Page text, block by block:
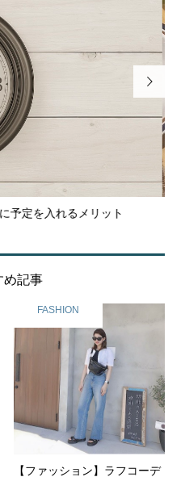
『コメダ珈琲』のモーニング♪

め記事
FASHION
【ファッション】ラフコーデ